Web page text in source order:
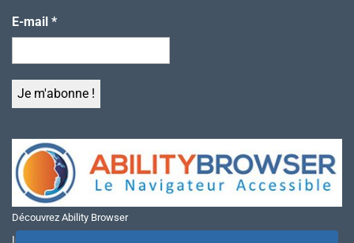
E-mail *
Découvrez Ability Browser
Installer Ability Browser sur Windows